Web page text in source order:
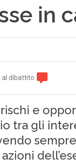
in
al dibattito
e
tra gli